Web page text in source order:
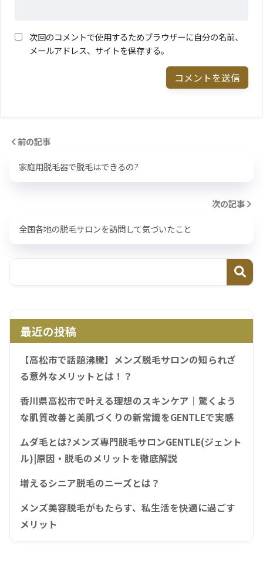
次回のコメントで使用するためブラウザーに自分の名前、
メールアドレス、サイトを保存する。
前の記事
家庭用脱毛器で脱毛はできるの?
次の記事
全国各地の脱毛サロンを訪問して気づいたこと
最近の投稿
【高松市で話題沸騰】メンズ脱毛サロンの知られざ
る意外なメリットとは！？
香川県高松市で叶える理想のスキンケア｜驚くよう
な肌質改善と美肌づくりの新常識をGENTLEで実感
ムダ毛とは?メンズ専門脱毛サロンGENTLE(ジェント
ル)|原因・脱毛のメリットを徹底解説
増えるシニア脱毛のニーズとは？
メンズ美容脱毛がもたらす、私生活を快適に過ごす
メリット